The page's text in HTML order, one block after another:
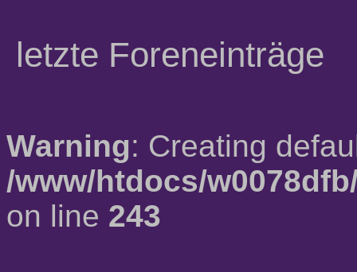
letzte Foreneinträge
Warning: Creating
/www/htdocs/
on line 243